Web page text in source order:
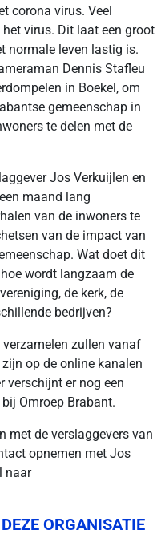
corona virus. Veel
virus. Dit laat een groot
normale leven lastig is.
Dennis Stafleu
in Boekel, om
gemeenschap in
te delen met de
Jos Verkuijlen en
maand lang
van de inwoners te
van de impact van
Wat doet dit
wordt langzaam de
de kerk, de
bedrijven?
verzamelen zullen vanaf
op de online kanalen
verschijnt er nog een
Omroep Brabant.
met de verslaggevers van
opnemen met Jos
naar
ORGANISATIE